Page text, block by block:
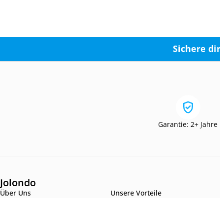
Sichere
Garantie: 2+ Jahre
Jolondo
Über Uns
Unsere Vorteile